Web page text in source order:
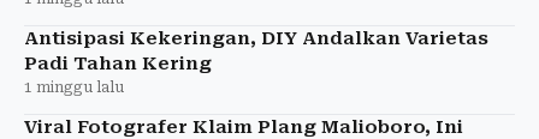
Antisipasi Kekeringan, DIY Andalkan Varietas
Padi Tahan Kering
1 minggu lalu
Viral Fotografer Klaim Plang Malioboro, Ini